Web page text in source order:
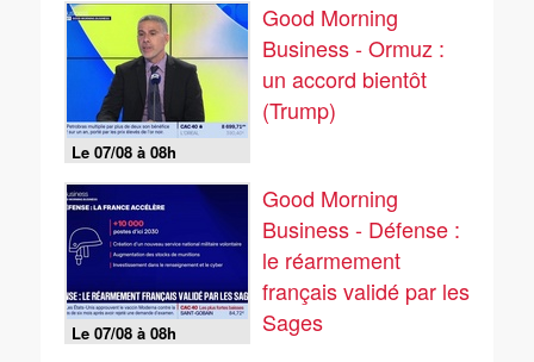
Le 07/08 à 08h
Good Morning
Business - Ormuz :
un accord bientôt
(Trump)
Le 07/08 à 08h
Good Morning
Business - Défense :
le réarmement
français validé par les
Sages